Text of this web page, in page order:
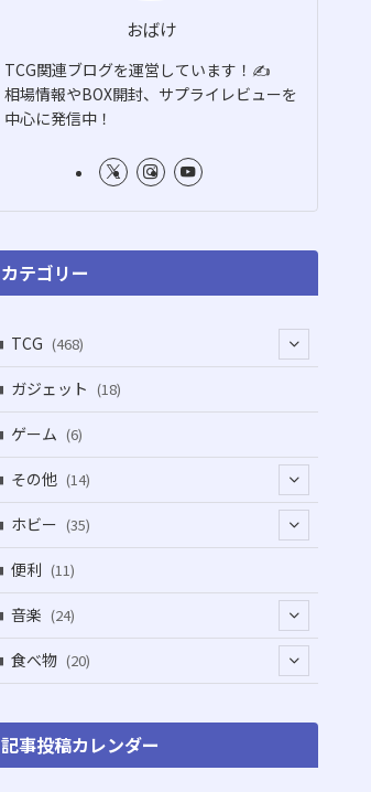
おばけ
TCG関連ブログを運営しています！✍️
相場情報やBOX開封、サプライレビューを
中心に発信中！
カテゴリー
TCG (468)
(16)
(1)
(3)
(4)
(12)
(4)
(6)
(75)
(7)
(22)
(8)
(5)
ガジェット (18)
ゲーム (6)
その他 (14)
(1)
ホビー (35)
便利 (11)
音楽 (24)
(18)
食べ物 (20)
(6)
記事投稿カレンダー